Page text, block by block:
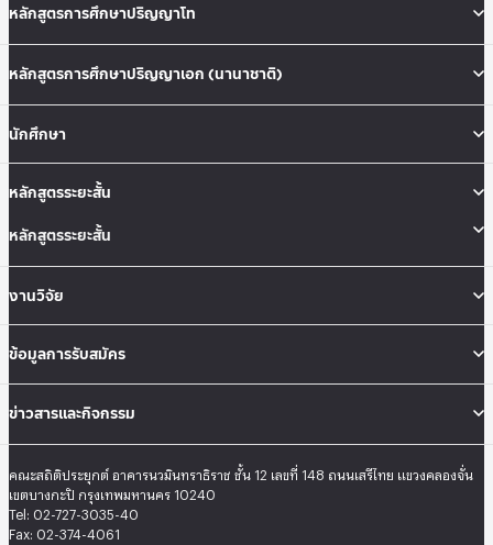
หลักสูตรการศึกษาปริญญาโท
หลักสูตรการศึกษาปริญญาเอก (นานาชาติ)
นักศึกษา
หลักสูตรระยะสั้น
หลักสูตรระยะสั้น
งานวิจัย
ข้อมูลการรับสมัคร
ข่าวสารและกิจกรรม
คณะสถิติประยุกต์ อาคารนวมินทราธิราช ชั้น 12 เลขที่ 148 ถนนเสรีไทย แขวงคลองจั่น
เขตบางกะปิ กรุงเทพมหานคร 10240
Tel: 02-727-3035-40
Fax: 02-374-4061